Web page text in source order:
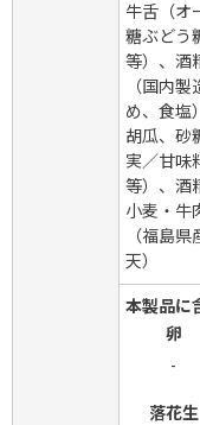
牛舌（オ
糖ぶどう
等）、酒
（国内
め、食塩
胡瓜、砂
実／甘味
等）、酒
小麦・牛
（福島
天）
本製品に
卵
-
落花生